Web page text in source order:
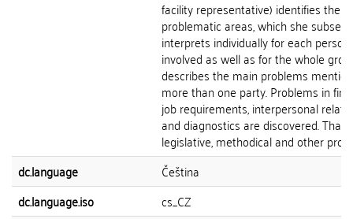
facility representative) identifies the
problematic areas, which she
interprets individually for each person
involved as well as for the whole
describes the main problems
more than one party. Problems in
job requirements, interpersonal
and diagnostics are discovered. That
legislative, methodical and other
dc.language
Čeština
dc.language.iso
cs_CZ